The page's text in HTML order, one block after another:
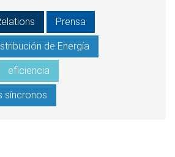
Prensa
de Energía
eficiencia
síncronos